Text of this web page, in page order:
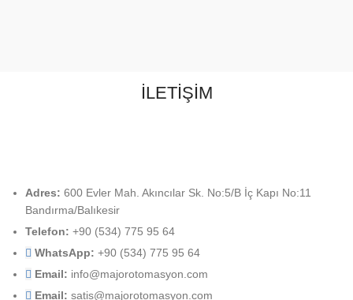
İLETİŞİM
Adres: 600 Evler Mah. Akıncılar Sk. No:5/B İç Kapı No:11
Bandırma/Balıkesir
Telefon: +90 (534) 775 95 64
WhatsApp: +90 (534) 775 95 64
Email: info@majorotomasyon.com
Email: satis@majorotomasyon.com